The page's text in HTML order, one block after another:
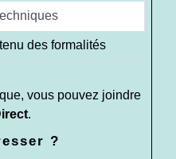
des formalités
vous pouvez joindre
.
?